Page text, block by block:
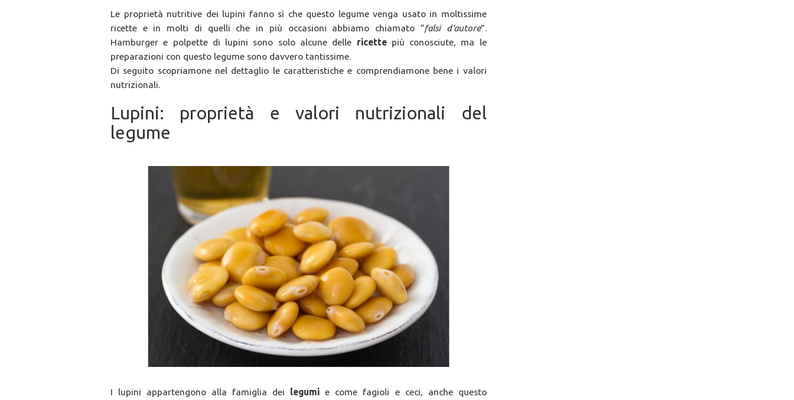
Le proprietà nutritive dei lupini fanno sì che questo legume venga usato in moltissime
ricette e in molti di quelli che in più occasioni abbiamo chiamato “falsi d’autore”.
Hamburger e polpette di lupini sono solo alcune delle ricettepiù conosciute, ma le
preparazioni con questo legume sono davvero tantissime.
Di seguito scopriamone nel dettaglio le caratteristiche e comprendiamone bene i valori
nutrizionali.
Lupini: proprietà e valori nutrizionali del
legume
I lupini appartengono alla famiglia dei legumi e come fagioli e ceci, anche questo